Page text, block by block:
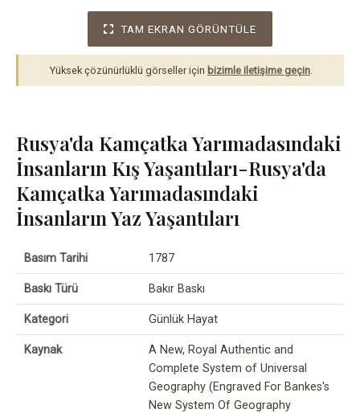
TAM EKRAN GÖRÜNTÜLE
Yüksek çözünürlüklü görseller için bizimle iletişime geçin
Rusya'da Kamçatka Yarımadasındaki
İnsanların Kış Yaşantıları-Rusya'da
Kamçatka Yarımadasındaki
İnsanların Yaz Yaşantıları
Basım Tarihi 1787
Baskı Türü Bakır Baskı
Kategori Günlük Hayat
Kaynak
A New, Royal Authentic and
Complete System of Universal
Geography (Engraved For Bankes's
New System Of Geography